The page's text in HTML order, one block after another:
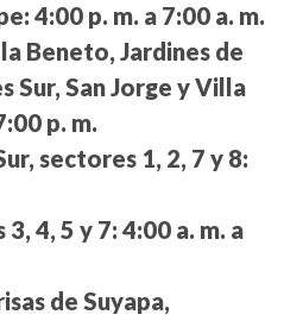
4:00 p. m. a 7:00 a. m.
Beneto, Jardines de
San Jorge y Villa
p. m.
sectores 1, 2, 7 y 8:
4, 5 y 7: 4:00 a. m. a
de Suyapa,